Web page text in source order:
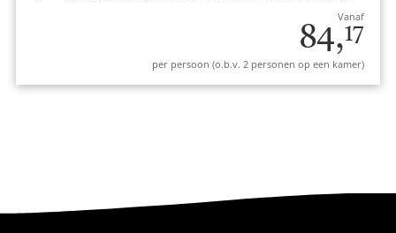
Vanaf
84,17
per persoon (o.b.v. 2 personen op een kamer)